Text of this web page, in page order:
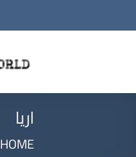
للمحتوى
اريا
HOME